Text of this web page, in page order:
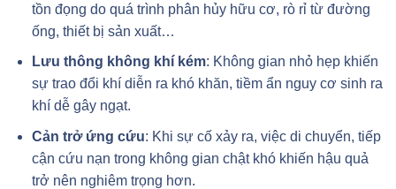
tồn đọng do quá trình phân hủy hữu cơ, rò rỉ từ đường
ống, thiết bị sản xuất…
Lưu thông không khí kém: Không gian nhỏ hẹp khiến
sự trao đổi khí diễn ra khó khăn, tiềm ẩn nguy cơ sinh ra
khí dễ gây ngạt.
Cản trở ứng cứu: Khi sự cố xảy ra, việc di chuyển, tiếp
cận cứu nạn trong không gian chật khó khiến hậu quả
trở nên nghiêm trọng hơn.